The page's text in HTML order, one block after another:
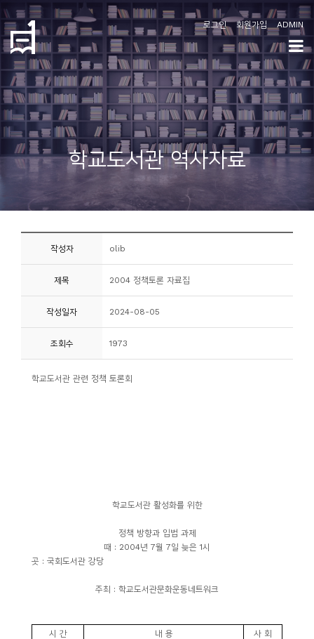
로그인 회원가입 ADMIN
학교도서관 역사자료
작성자 olib
제목 2004 정책토론 자료집
작성일자 2024-08-05
조회수 1973
학교도서관 관련 정책 토론회
학교도서관 활성화를 위한
정책 방향과 입법 과제
때 : 2004년 7월 7일 늦은 1시
곳 : 국회도서관 강당
주최 : 학교도서관문화운동네트워크
시 간 내 용
사 회
학
도
협
소
개
지
사
니